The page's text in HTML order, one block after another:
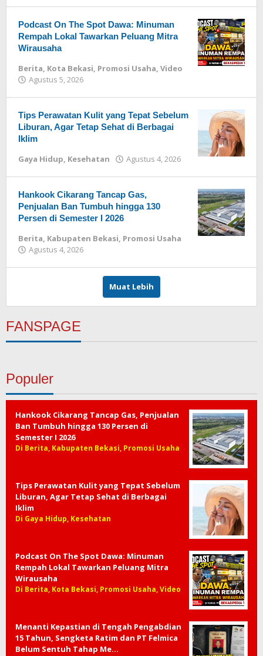
Podcast On The Spot Dawa: Minuman
Rempah Lokal Tawarkan Peluang Mitra
Wirausaha
Berita, Kota Bekasi, Promosi Usaha, Video
Agustus 5, 2026
Tips Perawatan Kulit yang Tepat Sebelum
Liburan, Agar Tetap Sehat di Berbagai
Iklim
Gaya Hidup, Kesehatan Agustus 4, 2026
oleh
Hankook Cikarang Tancap Gas,
Penjualan Ban Tumbuh hingga 130
Persen di Semester I 2026
Berita, Kabupaten Bekasi, Promosi Usaha
Agustus 4, 2026
Muat Lebih
FANSPAGE
Populer
Hankook Cikarang Tancap Gas, Penjualan
Ban Tumbuh hingga 130 Persen di
Semester I 2026
Di Berita, Kabupaten Bekasi, Promosi Usaha
Tips Perawatan Kulit yang Tepat Sebelum
Liburan, Agar Tetap Sehat di Berbagai
Iklim
Di Gaya Hidup, Kesehatan
Podcast On The Spot Dawa: Minuman
Rempah Lokal Tawarkan Peluang Mitra
Wirausaha
Di Berita, Kota Bekasi, Promosi Usaha, Video
Menanti Kepastian di Tengah Pengabdian
15 Tahun, Sengketa Ratim dan PT Felmica
Belum Sentuh Tahap Me…